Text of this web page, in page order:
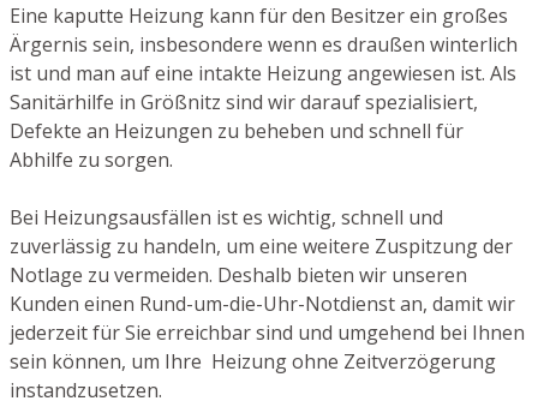
Eine kaputte Heizung kann für den Besitzer ein großes
Ärgernis sein, insbesondere wenn es draußen winterlich
ist und man auf eine intakte Heizung angewiesen ist. Als
Sanitärhilfe in Größnitz sind wir darauf spezialisiert,
Defekte an Heizungen zu beheben und schnell für
Abhilfe zu sorgen.
Bei Heizungsausfällen ist es wichtig, schnell und
zuverlässig zu handeln, um eine weitere Zuspitzung der
Notlage zu vermeiden. Deshalb bieten wir unseren
Kunden einen Rund-um-die-Uhr-Notdienst an, damit wir
jederzeit für Sie erreichbar sind und umgehend bei Ihnen
sein können, um Ihre Heizung ohne Zeitverzögerung
instandzusetzen.